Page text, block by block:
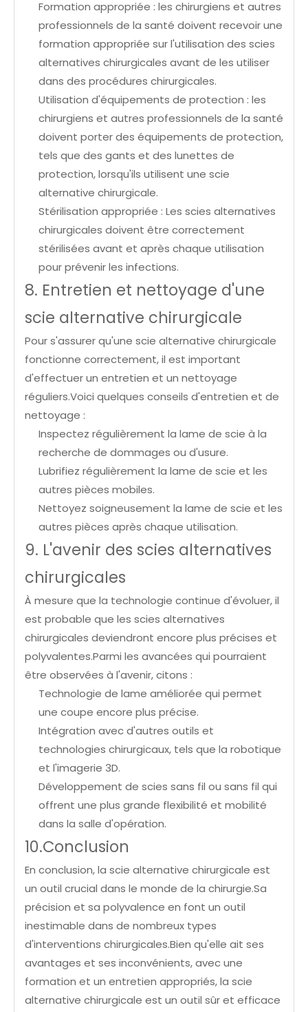
Formation appropriée : les chirurgiens et autres
professionnels de la santé doivent recevoir une
formation appropriée sur l'utilisation des scies
alternatives chirurgicales avant de les utiliser
dans des procédures chirurgicales.
Utilisation d'équipements de protection : les
chirurgiens et autres professionnels de la santé
doivent porter des équipements de protection,
tels que des gants et des lunettes de
protection, lorsqu'ils utilisent une scie
alternative chirurgicale.
Stérilisation appropriée : Les scies alternatives
chirurgicales doivent être correctement
stérilisées avant et après chaque utilisation
pour prévenir les infections.
8. Entretien et nettoyage d'une
scie alternative chirurgicale
Pour s'assurer qu'une scie alternative chirurgicale
fonctionne correctement, il est important
d'effectuer un entretien et un nettoyage
réguliers.Voici quelques conseils d'entretien et de
nettoyage :
Inspectez régulièrement la lame de scie à la
recherche de dommages ou d'usure.
Lubrifiez régulièrement la lame de scie et les
autres pièces mobiles.
Nettoyez soigneusement la lame de scie et les
autres pièces après chaque utilisation.
9. L'avenir des scies alternatives
chirurgicales
À mesure que la technologie continue d'évoluer, il
est probable que les scies alternatives
chirurgicales deviendront encore plus précises et
polyvalentes.Parmi les avancées qui pourraient
être observées à l'avenir, citons :
Technologie de lame améliorée qui permet
une coupe encore plus précise.
Intégration avec d'autres outils et
technologies chirurgicaux, tels que la robotique
et l'imagerie 3D.
Développement de scies sans fil ou sans fil qui
offrent une plus grande flexibilité et mobilité
dans la salle d'opération.
10.Conclusion
En conclusion, la scie alternative chirurgicale est
un outil crucial dans le monde de la chirurgie.Sa
précision et sa polyvalence en font un outil
inestimable dans de nombreux types
d'interventions chirurgicales.Bien qu'elle ait ses
avantages et ses inconvénients, avec une
formation et un entretien appropriés, la scie
alternative chirurgicale est un outil sûr et efficace